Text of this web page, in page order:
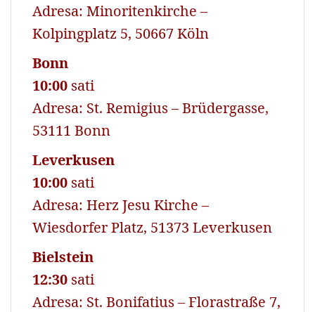
Adresa: Minoritenkirche –
Kolpingplatz 5, 50667 Köln
Bonn
10:00 sati
Adresa: St. Remigius – Brüdergasse,
53111 Bonn
Leverkusen
10:00 sati
Adresa: Herz Jesu Kirche –
Wiesdorfer Platz, 51373 Leverkusen
Bielstein
12:30 sati
Adresa: St. Bonifatius – Florastraße 7,